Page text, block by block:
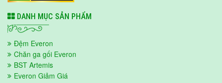
DANH MỤC SẢN PHẨM
Đệm Everon
Chăn ga gối Everon
BST Artemis
Everon Giảm Giá